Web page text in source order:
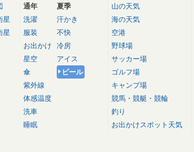
星
星
通年
洗濯
服装
お出かけ
星空
傘
紫外線
体感温度
洗車
睡眠
夏季
汗かき
不快
冷房
アイス
ビール
山の天気
海の天気
空港
野球場
サッカー場
ゴルフ場
キャンプ場
競馬・競艇・競輪
釣り
お出かけスポット天気